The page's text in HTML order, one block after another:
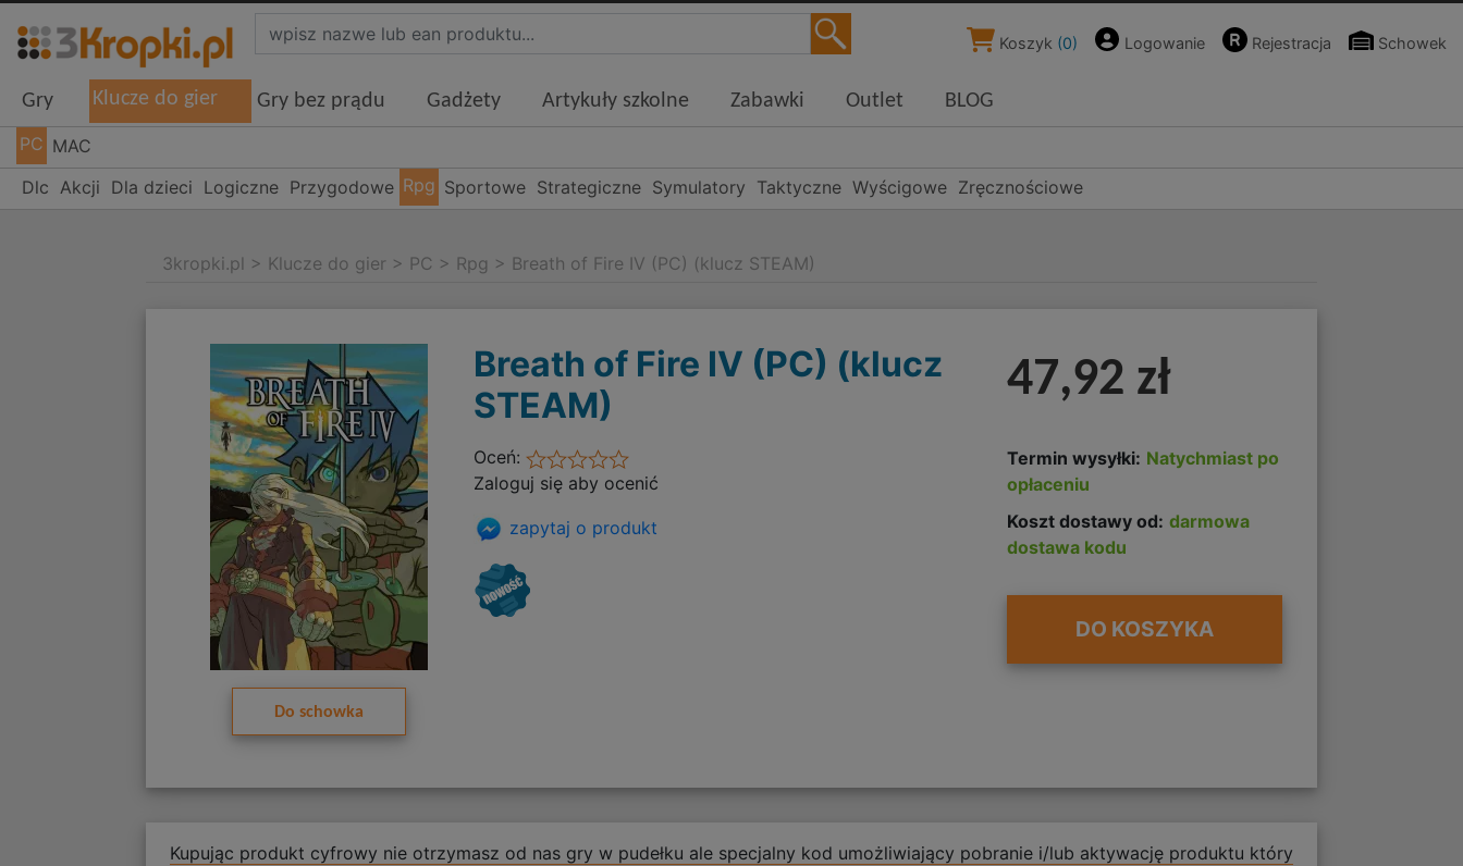
Koszyk (0) Logowanie Rejestracja Schowek
Gry Klucze do gier Gry bez prądu Gadżety Artykuły szkolne Zabawki Outlet
BLOG
PC MAC
Dlc Akcji Dla dzieci Logiczne Przygodowe Rpg Sportowe Strategiczne Symulatory Taktyczne Wyścigowe Zręcznościowe
3kropki.pl > Klucze do gier > PC > Rpg > Breath of Fire IV (PC) (klucz STEAM)
Do schowka
Breath of Fire IV (PC) (klucz
STEAM)
Oceń:
Zaloguj się aby ocenić
zapytaj o produkt
47,92 zł
Termin wysyłki: Natychmiast po
opłaceniu
Koszt dostawy od: darmowa
dostawa kodu
DO KOSZYKA
Kupując produkt cyfrowy nie otrzymasz od nas gry w pudełku ale specjalny kod umożliwiający pobranie i/lub aktywację produktu który